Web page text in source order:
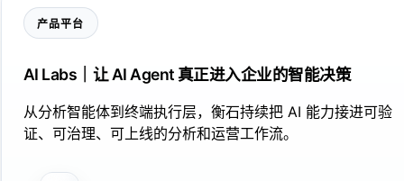
产品平台
AI Labs｜让 AI Agent 真正进入企业的智能决策
从分析智能体到终端执行层，衡石持续把 AI 能力接进可验
证、可治理、可上线的分析和运营工作流。